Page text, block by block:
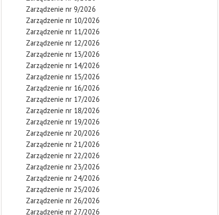
Zarządzenie nr 9/2026
Zarządzenie nr 10/2026
Zarządzenie nr 11/2026
Zarządzenie nr 12/2026
Zarządzenie nr 13/2026
Zarządzenie nr 14/2026
Zarządzenie nr 15/2026
Zarządzenie nr 16/2026
Zarządzenie nr 17/2026
Zarządzenie nr 18/2026
Zarządzenie nr 19/2026
Zarządzenie nr 20/2026
Zarządzenie nr 21/2026
Zarządzenie nr 22/2026
Zarządzenie nr 23/2026
Zarządzenie nr 24/2026
Zarządzenie nr 25/2026
Zarządzenie nr 26/2026
Zarządzenie nr 27/2026